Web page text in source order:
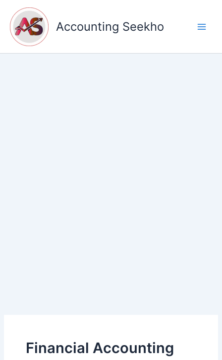
content
Accounting Seekho
Financial Accounting